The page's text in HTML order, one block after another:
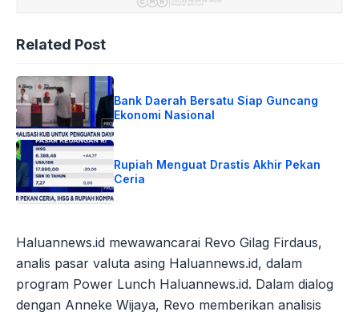
Related Post
Bank Daerah Bersatu Siap Guncang
Ekonomi Nasional
Rupiah Menguat Drastis Akhir Pekan
Ceria
Haluannews.id mewawancarai Revo Gilag Firdaus,
analis pasar valuta asing Haluannews.id, dalam
program Power Lunch Haluannews.id. Dalam dialog
dengan Anneke Wijaya, Revo memberikan analisis